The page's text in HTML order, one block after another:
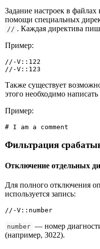
Задание настроек в
помощи специальных
// . Каждая директива
Пример:
//-V::122
//-V::123
Также существует
этого необходимо
Пример:
# I am a comment
Фильтрация
Отключение отдельных
Для полного отключения
используется запись:
//-V::number
number — номер
(например, 3022).